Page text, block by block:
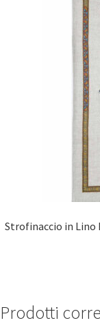
Strofinaccio in Lino
Prodotti